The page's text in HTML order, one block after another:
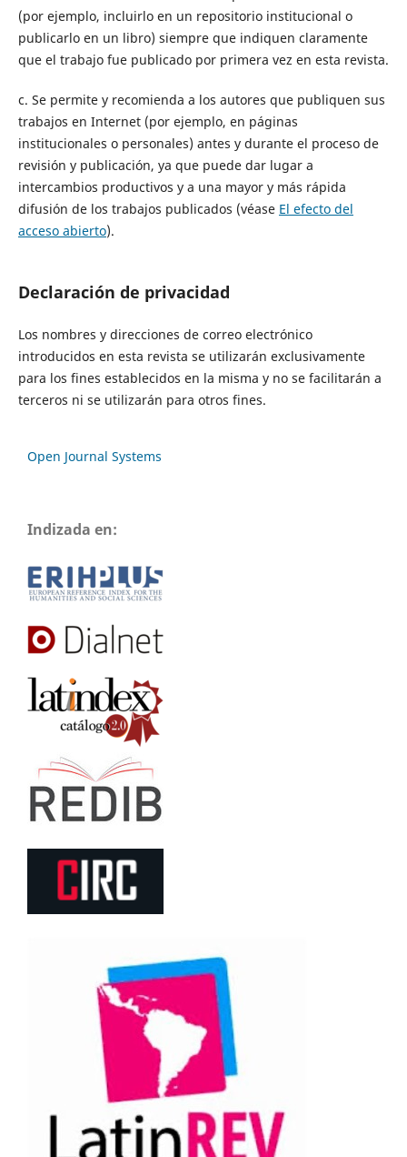
(por ejemplo, incluirlo en un repositorio institucional o
publicarlo en un libro) siempre que indiquen claramente
que el trabajo fue publicado por primera vez en esta revista.
c. Se permite y recomienda a los autores que publiquen sus
trabajos en Internet (por ejemplo, en páginas
institucionales o personales) antes y durante el proceso de
revisión y publicación, ya que puede dar lugar a
intercambios productivos y a una mayor y más rápida
difusión de los trabajos publicados (véase El efecto del
acceso abierto).
Declaración de privacidad
Los nombres y direcciones de correo electrónico
introducidos en esta revista se utilizarán exclusivamente
para los fines establecidos en la misma y no se facilitarán a
terceros ni se utilizarán para otros fines.
Open Journal Systems
Indizada en: